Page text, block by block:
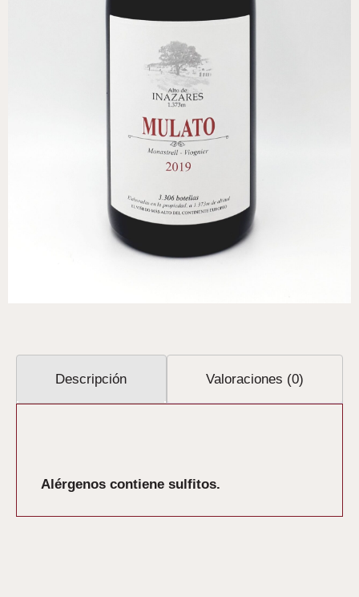
Descripción Valoraciones (0)
Alérgenos contiene sulfitos.